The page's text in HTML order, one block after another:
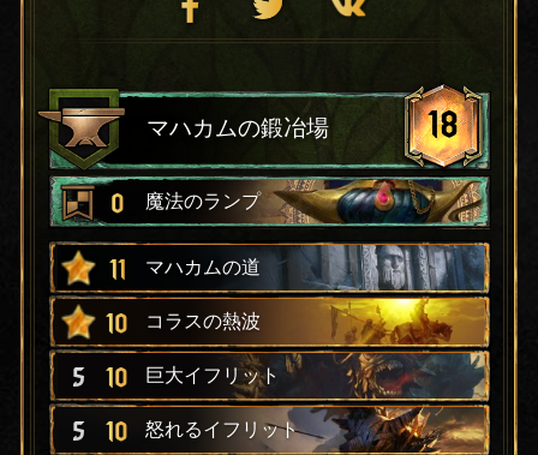
マハカムの鍛冶場 18
0 魔法のランプ
11 マハカムの道
10 コラスの熱波
5 10 巨大イフリット
5 10 怒れるイフリット